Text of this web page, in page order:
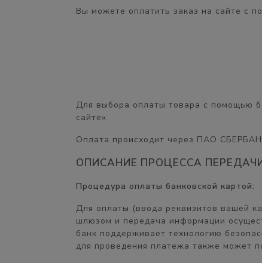
Вы можете оплатить заказ на сайте с
Для выбора оплаты товара с помощью
сайте».
Оплата происходит через ПАО
ОПИСАНИЕ ПРОЦЕССА
Процедура оплаты банковской картой:
Для оплаты (ввода реквизитов вашей
шлюзом и передача информации
банк поддерживает технологию
для проведения платежа также может